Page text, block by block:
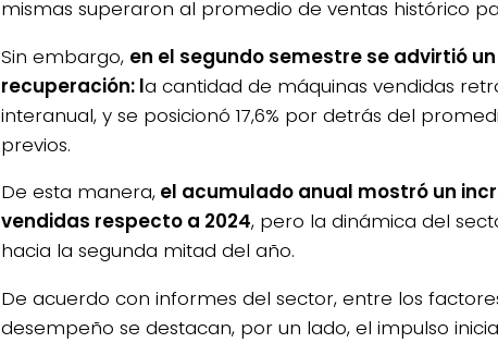
mismas superaron al promedio de ventas histórico
Sin embargo, en el segundo semestre se advirtió
recuperación: la cantidad de máquinas vendidas
interanual, y se posicionó 17,6% por detrás del
previos.
De esta manera, el acumulado anual mostró un
vendidas respecto a 2024, pero la dinámica del
hacia la segunda mitad del año.
De acuerdo con informes del sector, entre los
desempeño se destacan, por un lado, el impulso